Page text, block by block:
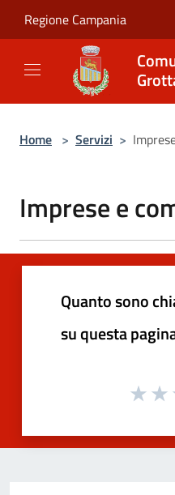
Regione Campania
Home > Servizi >
Imprese e
Quanto sono
su questa